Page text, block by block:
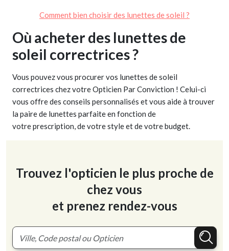
Comment bien choisir des lunettes de soleil ?
Où acheter des lunettes de
soleil correctrices ?
Vous pouvez vous procurer vos lunettes de soleil
correctrices chez votre Opticien Par Conviction ! Celui-ci
vous offre des conseils personnalisés et vous aide à trouver
la paire de lunettes parfaite en fonction de
votre prescription, de votre style et de votre budget.
Trouvez l'opticien le plus proche de
chez vous
et prenez rendez-vous